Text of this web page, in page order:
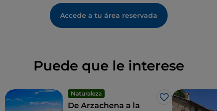
Accede a tu área reservada
Puede que le interese
Naturaleza
Me gusta
De Arzachena a la